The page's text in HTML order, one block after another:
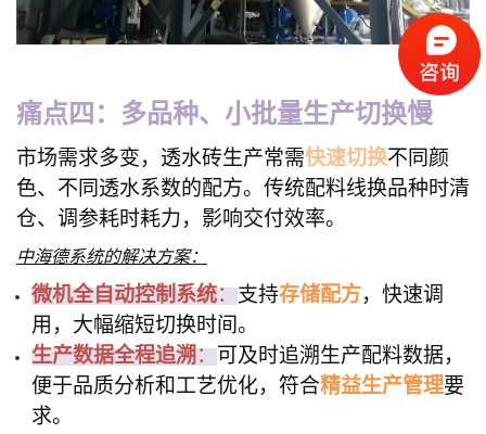
痛点四：多品种、小批量生产切换慢
市场需求多变，透水砖生产常需快速切换不同颜
色、不同透水系数的配方。传统配料线换品种时清
仓、调参耗时耗力，影响交付效率。
中海德系统的解决方案：
微机全自动控制系统：支持存储配方，快速调
用，大幅缩短切换时间。
生产数据全程追溯：可及时追溯生产配料数据，
便于品质分析和工艺优化，符合精益生产管理要
求。